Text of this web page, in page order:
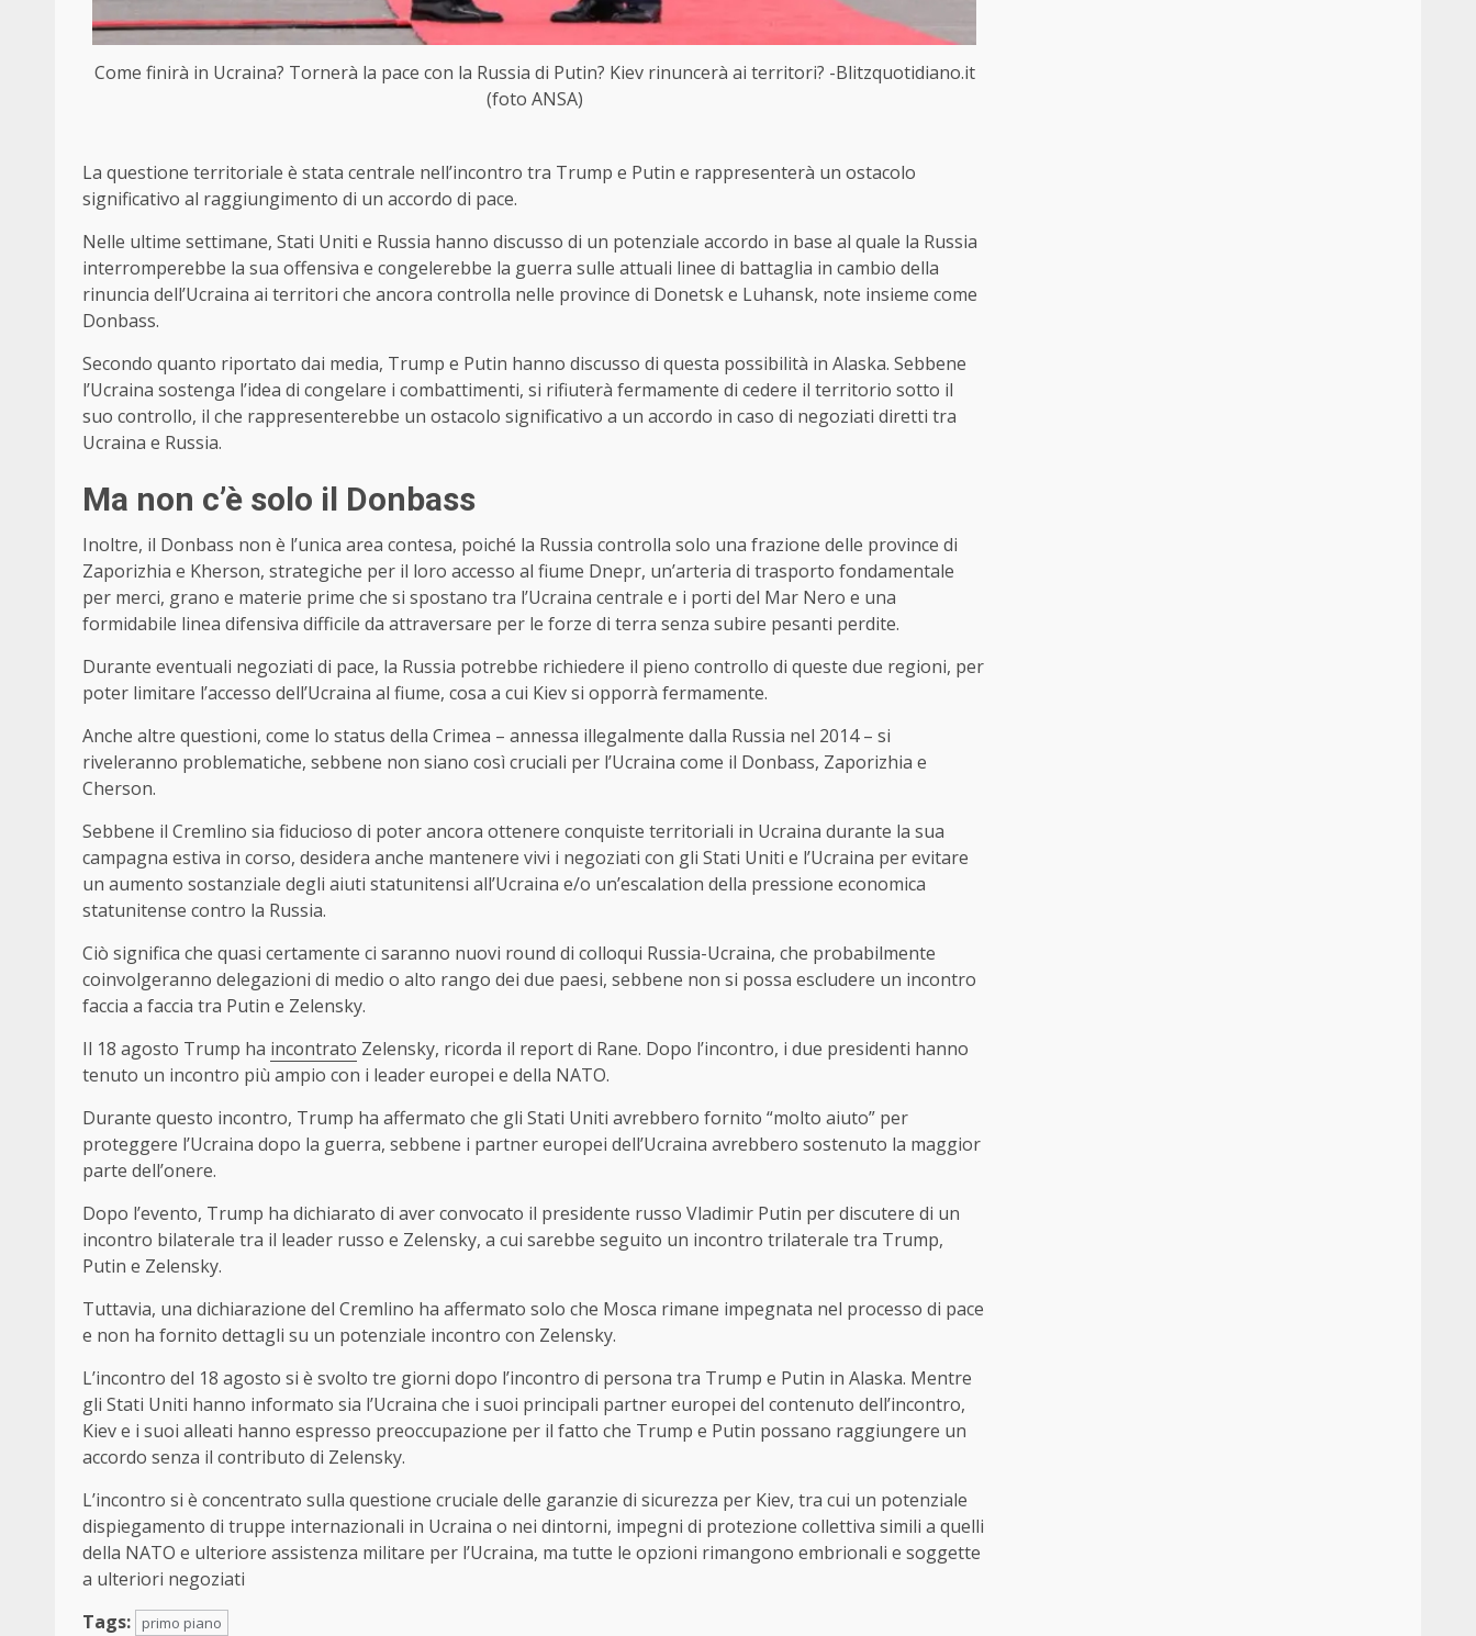
Come finirà in Ucraina? Tornerà la pace con la Russia di Putin? Kiev rinuncerà ai territori? -Blitzquotidiano.it
(foto ANSA)
La questione territoriale è stata centrale nell’incontro tra Trump e Putin e rappresenterà un ostacolo
significativo al raggiungimento di un accordo di pace.
Nelle ultime settimane, Stati Uniti e Russia hanno discusso di un potenziale accordo in base al quale la Russia
interromperebbe la sua offensiva e congelerebbe la guerra sulle attuali linee di battaglia in cambio della
rinuncia dell’Ucraina ai territori che ancora controlla nelle province di Donetsk e Luhansk, note insieme come
Donbass.
Secondo quanto riportato dai media, Trump e Putin hanno discusso di questa possibilità in Alaska. Sebbene
l’Ucraina sostenga l’idea di congelare i combattimenti, si rifiuterà fermamente di cedere il territorio sotto il
suo controllo, il che rappresenterebbe un ostacolo significativo a un accordo in caso di negoziati diretti tra
Ucraina e Russia.
Ma non c’è solo il Donbass
Inoltre, il Donbass non è l’unica area contesa, poiché la Russia controlla solo una frazione delle province di
Zaporizhia e Kherson, strategiche per il loro accesso al fiume Dnepr, un’arteria di trasporto fondamentale
per merci, grano e materie prime che si spostano tra l’Ucraina centrale e i porti del Mar Nero e una
formidabile linea difensiva difficile da attraversare per le forze di terra senza subire pesanti perdite.
Durante eventuali negoziati di pace, la Russia potrebbe richiedere il pieno controllo di queste due regioni, per
poter limitare l’accesso dell’Ucraina al fiume, cosa a cui Kiev si opporrà fermamente.
Anche altre questioni, come lo status della Crimea – annessa illegalmente dalla Russia nel 2014 – si
riveleranno problematiche, sebbene non siano così cruciali per l’Ucraina come il Donbass, Zaporizhia e
Cherson.
Sebbene il Cremlino sia fiducioso di poter ancora ottenere conquiste territoriali in Ucraina durante la sua
campagna estiva in corso, desidera anche mantenere vivi i negoziati con gli Stati Uniti e l’Ucraina per evitare
un aumento sostanziale degli aiuti statunitensi all’Ucraina e/o un’escalation della pressione economica
statunitense contro la Russia.
Ciò significa che quasi certamente ci saranno nuovi round di colloqui Russia-Ucraina, che probabilmente
coinvolgeranno delegazioni di medio o alto rango dei due paesi, sebbene non si possa escludere un incontro
faccia a faccia tra Putin e Zelensky.
Il 18 agosto Trump ha incontrato Zelensky, ricorda il report di Rane. Dopo l’incontro, i due presidenti hanno
tenuto un incontro più ampio con i leader europei e della NATO.
Durante questo incontro, Trump ha affermato che gli Stati Uniti avrebbero fornito “molto aiuto” per
proteggere l’Ucraina dopo la guerra, sebbene i partner europei dell’Ucraina avrebbero sostenuto la maggior
parte dell’onere.
Dopo l’evento, Trump ha dichiarato di aver convocato il presidente russo Vladimir Putin per discutere di un
incontro bilaterale tra il leader russo e Zelensky, a cui sarebbe seguito un incontro trilaterale tra Trump,
Putin e Zelensky.
Tuttavia, una dichiarazione del Cremlino ha affermato solo che Mosca rimane impegnata nel processo di pace
e non ha fornito dettagli su un potenziale incontro con Zelensky.
L’incontro del 18 agosto si è svolto tre giorni dopo l’incontro di persona tra Trump e Putin in Alaska. Mentre
gli Stati Uniti hanno informato sia l’Ucraina che i suoi principali partner europei del contenuto dell’incontro,
Kiev e i suoi alleati hanno espresso preoccupazione per il fatto che Trump e Putin possano raggiungere un
accordo senza il contributo di Zelensky.
L’incontro si è concentrato sulla questione cruciale delle garanzie di sicurezza per Kiev, tra cui un potenziale
dispiegamento di truppe internazionali in Ucraina o nei dintorni, impegni di protezione collettiva simili a quelli
della NATO e ulteriore assistenza militare per l’Ucraina, ma tutte le opzioni rimangono embrionali e soggette
a ulteriori negoziati
Tags:
primo piano